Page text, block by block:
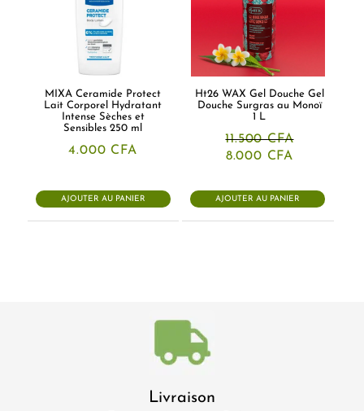
MIXA Ceramide Protect
Lait Corporel Hydratant
Intense Sèches et
Sensibles 250 ml
4.000 CFA
AJOUTER AU PANIER
Ht26 WAX Gel Douche Gel
Douche Surgras au Monoï
1 L
11.500CFA
Le
était :
11.500 CFA.
8.000 CFA
est :
8.000 CFA.
AJOUTER AU PANIER
Livraison